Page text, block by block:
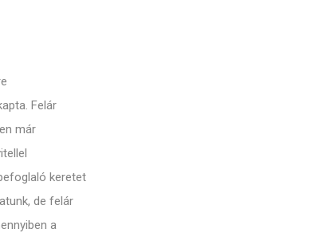
Felár
már
keretet
de felár
a